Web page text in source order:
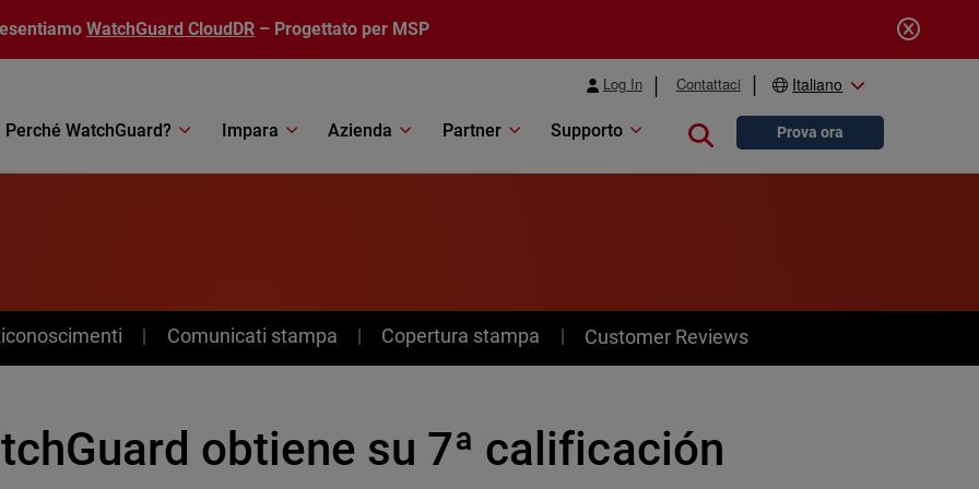
WatchGuard CloudDR – Progettato per MSP
Log In Contattaci Italiano
Perché WatchGuard? Impara Azienda Partner Supporto Close searchProva ora
Comunicati stampa Copertura stampa Customer Reviews
obtiene su 7ª calificación